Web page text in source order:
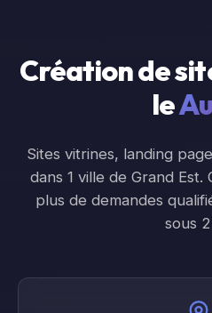
Création de
le
Sites vitrines, landing
dans 1 ville de Grand Est.
plus de demandes
sous